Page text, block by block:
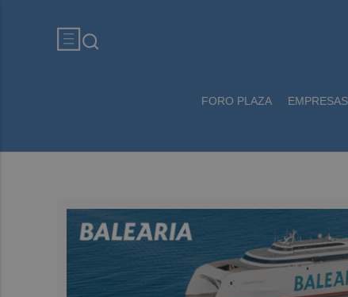
FORO PLAZA EMPRESAS